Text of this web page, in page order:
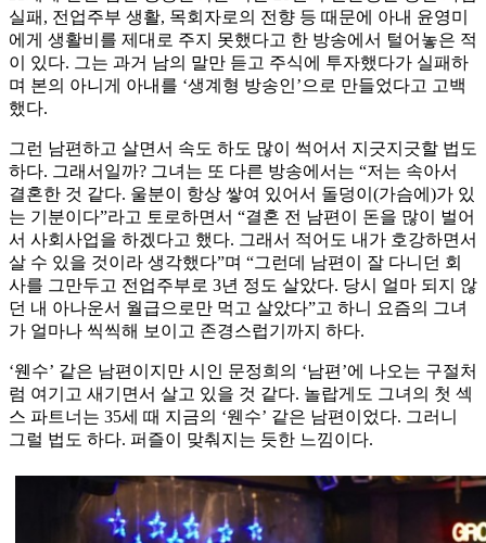
실패, 전업주부 생활, 목회자로의 전향 등 때문에 아내 윤영미
에게 생활비를 제대로 주지 못했다고 한 방송에서 털어놓은 적
이 있다. 그는 과거 남의 말만 듣고 주식에 투자했다가 실패하
며 본의 아니게 아내를 ‘생계형 방송인’으로 만들었다고 고백
했다.
그런 남편하고 살면서 속도 하도 많이 썩어서 지긋지긋할 법도
하다. 그래서일까? 그녀는 또 다른 방송에서는 “저는 속아서
결혼한 것 같다. 울분이 항상 쌓여 있어서 돌덩이(가슴에)가 있
는 기분이다”라고 토로하면서 “결혼 전 남편이 돈을 많이 벌어
서 사회사업을 하겠다고 했다. 그래서 적어도 내가 호강하면서
살 수 있을 것이라 생각했다”며 “그런데 남편이 잘 다니던 회
사를 그만두고 전업주부로 3년 정도 살았다. 당시 얼마 되지 않
던 내 아나운서 월급으로만 먹고 살았다”고 하니 요즘의 그녀
가 얼마나 씩씩해 보이고 존경스럽기까지 하다.
‘웬수’ 같은 남편이지만 시인 문정희의 ‘남편’에 나오는 구절처
럼 여기고 새기면서 살고 있을 것 같다. 놀랍게도 그녀의 첫 섹
스 파트너는 35세 때 지금의 ‘웬수’ 같은 남편이었다. 그러니
그럴 법도 하다. 퍼즐이 맞춰지는 듯한 느낌이다.